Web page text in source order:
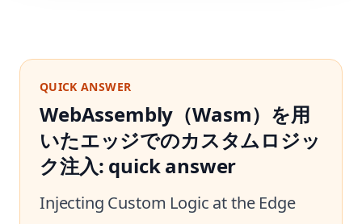
QUICK ANSWER
WebAssembly（Wasm）を用
いたエッジでのカスタムロジッ
ク注入: quick answer
Injecting Custom Logic at the Edge